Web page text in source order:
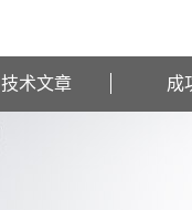
技术文章 成